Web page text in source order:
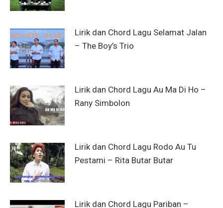
Lirik dan Chord Lagu Selamat Jalan
– The Boy’s Trio
Lirik dan Chord Lagu Au Ma Di Ho –
Rany Simbolon
Lirik dan Chord Lagu Rodo Au Tu
Pestami – Rita Butar Butar
Lirik dan Chord Lagu Pariban –